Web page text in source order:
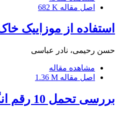
اصل مقاله 682 K
استفاده از موزاییک
حسن رحیمی، نادر عباسی
مشاهده مقاله
اصل مقاله 1.36 M
بررسی تحمل 10 رقم انگور در غلظتهای مختلف نمک به صورت کلرور سدیم تحت شرایط